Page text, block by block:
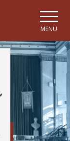
MENU